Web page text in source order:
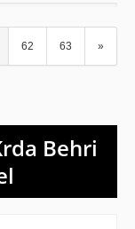
62 63 »
Behri